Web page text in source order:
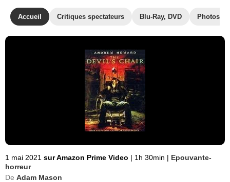
Accueil Critiques spectateurs Blu-Ray, DVD Photos
1 mai 2021 sur Amazon Prime Video | 1h 30min | Epouvante-
horreur
De Adam Mason